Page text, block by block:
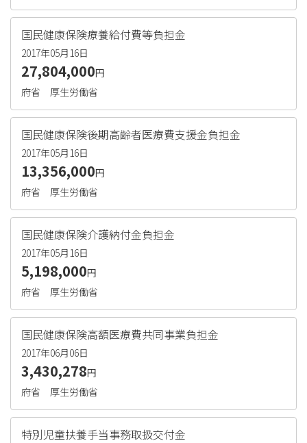
国民健康保険療養給付費等負担金
2017年05月16日
27,804,000円
府省
厚生労働省
国民健康保険後期高齢者医療費支援金負担金
2017年05月16日
13,356,000円
府省
厚生労働省
国民健康保険介護納付金負担金
2017年05月16日
5,198,000円
府省
厚生労働省
国民健康保険高額医療費共同事業負担金
2017年06月06日
3,430,278円
府省
厚生労働省
特別児童扶養手当事務取扱交付金